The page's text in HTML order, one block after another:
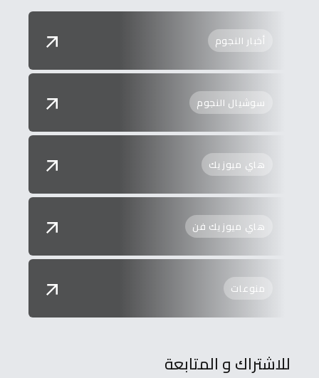
أخبار النجوم
سوشيال النجوم
هاي ميوزيك
هاي ميوزيك فن
منوعات
للاشتراك و المتابعة